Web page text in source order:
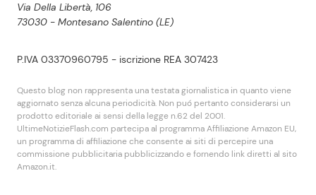
Via Della Libertà, 106
73030 - Montesano Salentino (LE)
P.IVA 03370960795 - iscrizione REA 307423
Questo blog non rappresenta una testata giornalistica in quanto viene
aggiornato senza alcuna periodicità. Non puó pertanto considerarsi un
prodotto editoriale ai sensi della legge n.62 del 2001.
UltimeNotizieFlash.com partecipa al programma Affiliazione Amazon EU,
un programma di affiliazione che consente ai siti di percepire una
commissione pubblicitaria pubblicizzando e fornendo link diretti al sito
Amazon.it.